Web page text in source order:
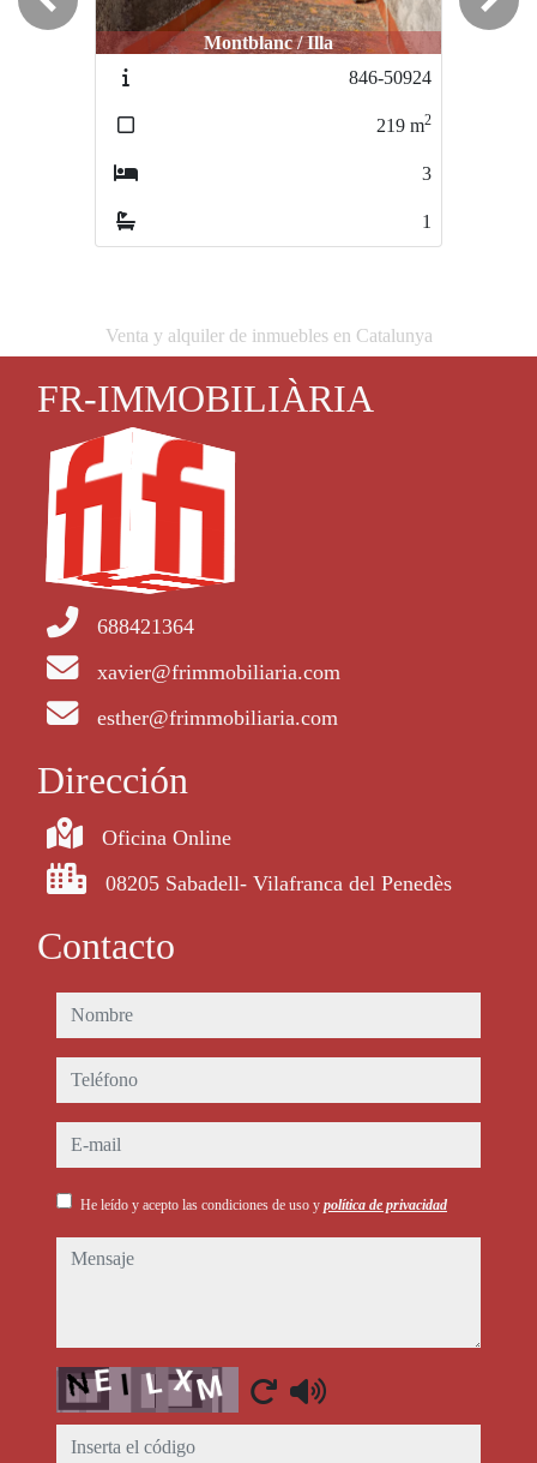
Montblanc / IllaArboç l / Centre
1011-51077
67m
Previous Next
Venta y alquiler de inmuebles en Catalunya
FR-IMMOBILIÀRIA
688421364
xavier@frimmobiliaria.com
esther@frimmobiliaria.com
Dirección
Oficina Online
08205 Sabadell- Vilafranca del Penedès
Contacto
nombre
teléfono
e-mail
He leído y acepto las condiciones de uso y política de privacidad
mensaje
Captcha